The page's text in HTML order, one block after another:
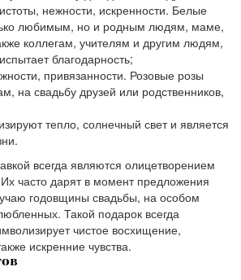
нежности, искренности. Белые
любимым, но и родным людям, маме,
коллегам, учителям и другим людям,
благодарность;
привязанности. Розовые розы
на свадьбу друзей или родственников,
тепло, солнечный свет и является
всегда являются олицетворением
часто дарят в момент предложения
годовщины свадьбы, на особом
Такой подарок всегда
чистое восхищение,
искренние чувства.